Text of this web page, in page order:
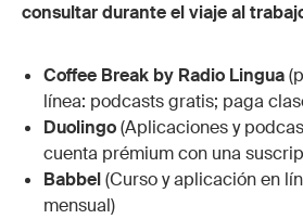
consultar durante el viaje al
Coffee Break by Radio Lingua
línea: podcasts gratis; paga
Duolingo(Aplicaciones y
cuenta prémium con una
Babbel(Curso y aplicación en
mensual)